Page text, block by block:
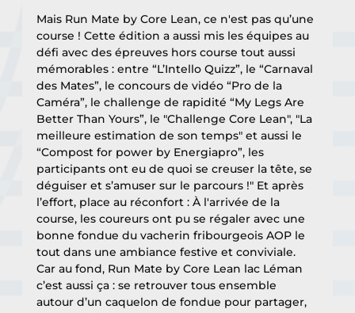
Mais Run Mate by Core Lean, ce n'est pas qu’une
course ! Cette édition a aussi mis les équipes au
défi avec des épreuves hors course tout aussi
mémorables : entre “L’Intello Quizz”, le “Carnaval
des Mates”, le concours de vidéo “Pro de la
Caméra”, le challenge de rapidité “My Legs Are
Better Than Yours”, le "Challenge Core Lean", "La
meilleure estimation de son temps" et aussi le
“Compost for power by Energiapro”, les
participants ont eu de quoi se creuser la tête, se
déguiser et s’amuser sur le parcours !" Et après
l’effort, place au réconfort : À l'arrivée de la
course, les coureurs ont pu se régaler avec une
bonne fondue du vacherin fribourgeois AOP le
tout dans une ambiance festive et conviviale.
Car au fond, Run Mate by Core Lean lac Léman
c’est aussi ça : se retrouver tous ensemble
autour d’un caquelon de fondue pour partager,